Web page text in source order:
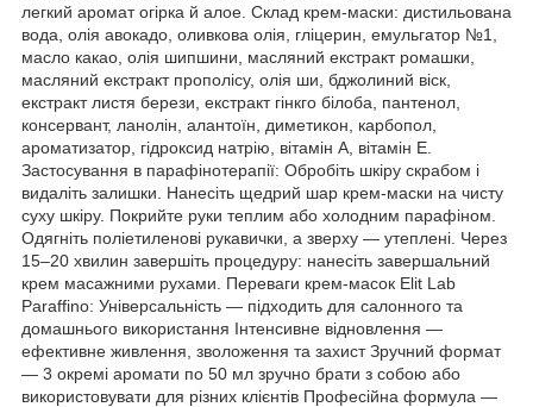
легкий аромат огірка й алое. Склад крем-маски: дистильована
вода, олія авокадо, оливкова олія, гліцерин, емульгатор №1,
масло какао, олія шипшини, масляний екстракт ромашки,
масляний екстракт прополісу, олія ши, бджолиний віск,
екстракт листя берези, екстракт гінкго білоба, пантенол,
консервант, ланолін, алантоїн, диметикон, карбопол,
ароматизатор, гідроксид натрію, вітамін А, вітамін Е.
Застосування в парафінотерапії: Обробіть шкіру скрабом і
видаліть залишки. Нанесіть щедрий шар крем-маски на чисту
суху шкіру. Покрийте руки теплим або холодним парафіном.
Одягніть поліетиленові рукавички, а зверху — утеплені. Через
15–20 хвилин завершіть процедуру: нанесіть завершальний
крем масажними рухами. Переваги крем-масок Elit Lab
Paraffino: Універсальність — підходить для салонного та
домашнього використання Інтенсивне відновлення —
ефективне живлення, зволоження та захист Зручний формат
— 3 окремі аромати по 50 мл зручно брати з собою або
використовувати для різних клієнтів Професійна формула —